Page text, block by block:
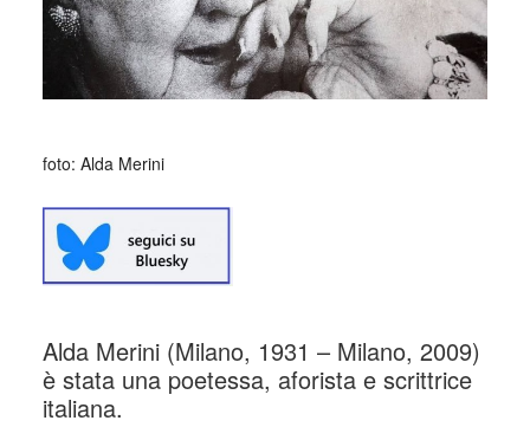
foto: Alda Merini
Alda Merini (Milano, 1931 – Milano, 2009)
è stata una poetessa, aforista e scrittrice
italiana.